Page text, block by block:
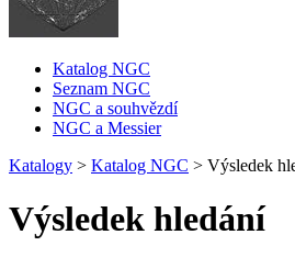
Katalog NGC
Seznam NGC
NGC a souhvězdí
NGC a Messier
Katalogy > Katalog NGC > Výsledek
Výsledek hledání